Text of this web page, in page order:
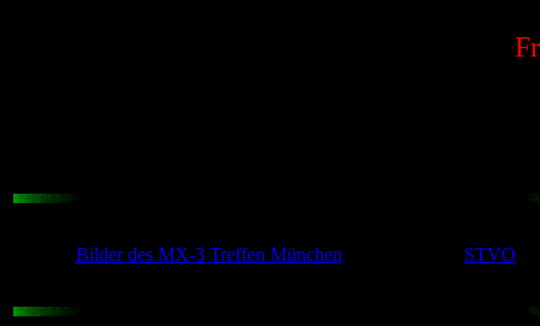
Bilder des MX-3 Treffen München STVO